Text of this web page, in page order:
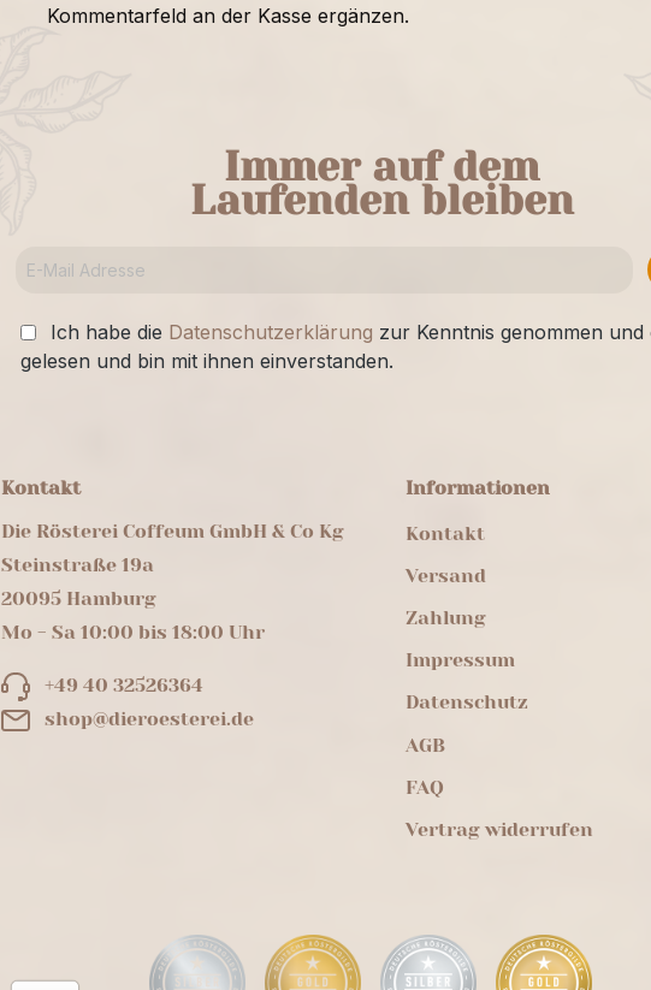
Kommentarfeld an der Kasse ergänzen.
Immer auf dem
Laufenden bleiben
Ich habe die Datenschutzerklärung zur Kenntnis genommen
gelesen und bin mit ihnen einverstanden.
Kontakt
Die Rösterei Coffeum GmbH & Co Kg
Steinstraße 19a
20095 Hamburg
Mo - Sa 10:00 bis 18:00 Uhr
+49 40 32526364
shop@dieroesterei.de
Informationen
Kontakt
Versand
Zahlung
Impressum
Datenschutz
AGB
FAQ
Vertrag widerrufen